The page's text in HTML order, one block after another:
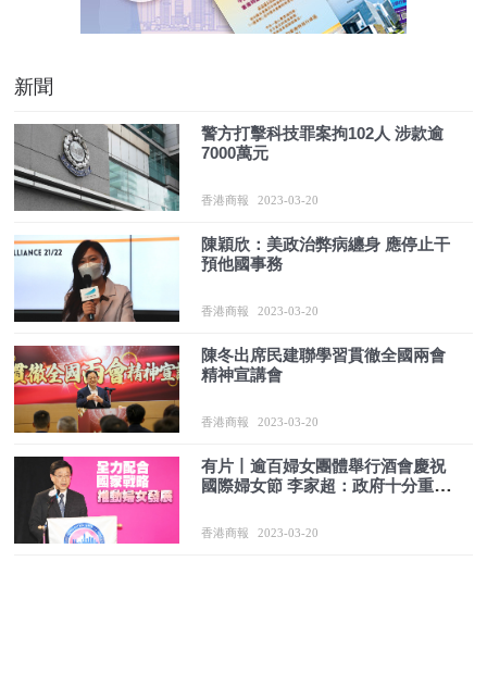
新聞
警方打擊科技罪案拘102人 涉款逾
7000萬元
香港商報 2023-03-20
陳穎欣：美政治弊病纏身 應停止干
預他國事務
香港商報 2023-03-20
陳冬出席民建聯學習貫徹全國兩會
精神宣講會
香港商報 2023-03-20
有片丨逾百婦女團體舉行酒會慶祝
國際婦女節 李家超：政府十分重視
香港商報 2023-03-20